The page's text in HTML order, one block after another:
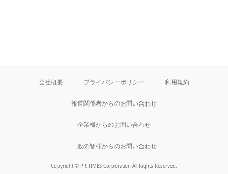
会社概要 プライバシーポリシー 利用規約
報道関係者からのお問い合わせ
企業様からのお問い合わせ
一般の皆様からのお問い合わせ
Copyright © PR TIMES Corporation All Rights Reserved.